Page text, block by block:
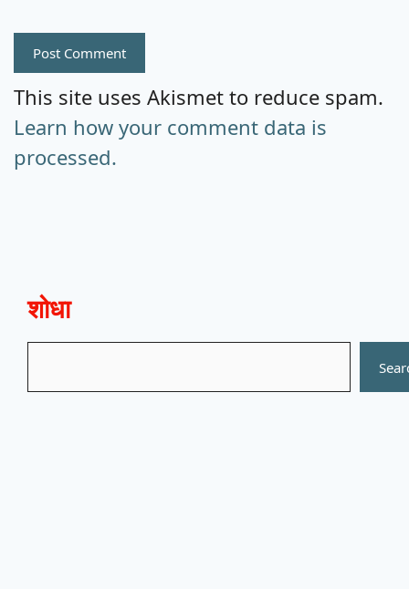
This site uses Akismet to reduce spam.
Learn how your comment data is
processed.
शोधा